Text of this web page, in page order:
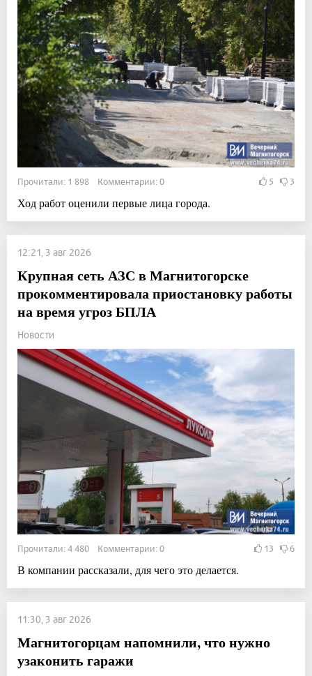
Прочитали: 1 898 Комментарии: 0 5 3
Ход работ оценили первые лица города.
12:21, 3 авг 2026
Крупная сеть АЗС в Магнитогорске
прокомментировала приостановку работы
на время угроз БПЛА
Новости
Прочитали: 4 480 Комментарии: 0 13 6
В компании рассказали, для чего это делается.
11:30, 3 авг 2026
Магнитогорцам напомнили, что нужно
узаконить гаражи